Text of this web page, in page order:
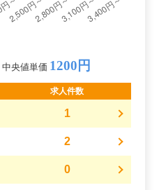
中央値単価 1200円
求人件数
1
2
0